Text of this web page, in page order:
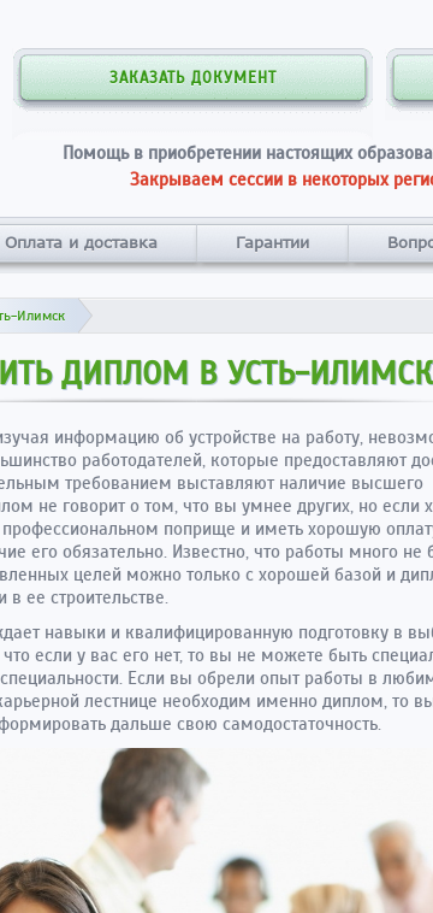
ЗАКАЗАТЬ ДОКУМЕНТ
Помощь в приобретении настоящих
Закрываем сессии в некоторых
Оплата и доставка Гарантии
Илимск
ДИПЛОМ В УСТЬ-
информацию об устройстве на работу,
работодателей, которые предоставляют
требованием выставляют наличие высшего
не говорит о том, что вы умнее других, но если
профессиональном поприще и иметь хорошую
его обязательно. Известно, что работы много не
целей можно только с хорошей базой и
в ее строительстве.
навыки и квалифицированную подготовку в
что если у вас его нет, то вы не можете быть
Если вы обрели опыт работы в
лестнице необходим именно диплом, то
дальше свою самодостаточность.